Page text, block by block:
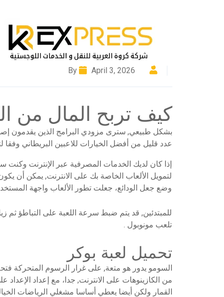
April 3, 2026
كيف تربح المال من
بشكل طبيعي, سترى مزودي البرامج الذين يقدمون
عدد قليل من أفضل الخيارات للاعبين البريطاني
إذا كان لديك الخدمات المصرفية عبر الإنترنت
لتمويل الألعاب الخاصة بك على الانترنت, يمكن أن
وضع جعل الودائع، جعلت تطور الألعاب واجهة
للمبتدئين, قد يتم ضبط سرعة اللعبة على التباطؤ ثم
تلعب مونوبول .
تحميل لعبة بوكر
السومو يدور هو متعة, على غرار الرسوم المتحركة
من الكازينوهات على الانترنت, جدا، مع إعداد
القمار ولكن أيضا يعطي أساسا مشغلي الرياضات